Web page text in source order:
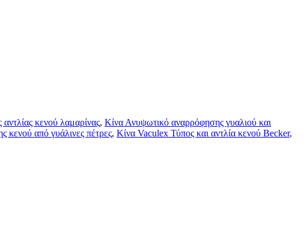
κενού λαμαρίνας, Κίνα Ανυψωτικό αναρρόφησης γυαλιού και
κενού από γυάλινες πέτρες, Κίνα Vaculex Τύπος και αντλία κενού Becker,